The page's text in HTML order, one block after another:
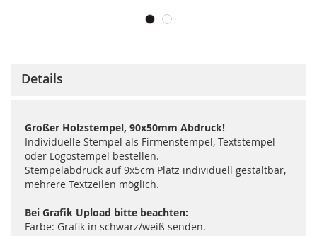
Details
Großer Holzstempel, 90x50mm Abdruck!
Individuelle Stempel als Firmenstempel, Textstempel
oder Logostempel bestellen.
Stempelabdruck auf 9x5cm Platz individuell gestaltbar,
mehrere Textzeilen möglich.
Bei Grafik Upload bitte beachten:
Farbe: Grafik in schwarz/weiß senden.